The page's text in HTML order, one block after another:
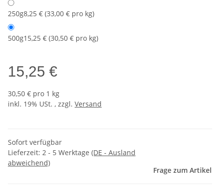
250g8,25 € (33,00 € pro kg)
500g15,25 € (30,50 € pro kg)
15,25 €
30,50 € pro 1 kg
inkl. 19% USt. , zzgl. Versand
Sofort verfügbar
Lieferzeit: 2 - 5 Werktage (DE - Ausland
abweichend)
Frage zum Artikel